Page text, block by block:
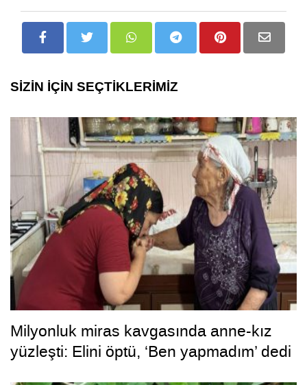
SİZİN İÇİN SEÇTİKLERİMİZ
Milyonluk miras kavgasında anne-kız
yüzleşti: Elini öptü, ‘Ben yapmadım’ dedi